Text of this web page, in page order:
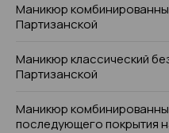
Маникюр
Партизанской
Маникюр классический
Партизанской
Маникюр
последующего покрытия